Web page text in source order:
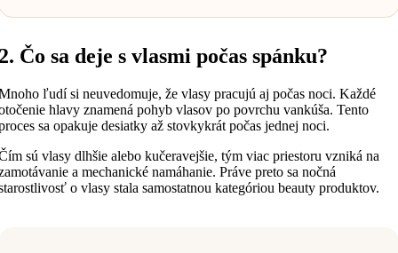
Čo sa deje s vlasmi počas spánku?
ľudí si neuvedomuje, že vlasy pracujú aj počas noci. Každé
hlavy znamená pohyb vlasov po povrchu vankúša. Tento
sa opakuje desiatky až stovkykrát počas jednej noci.
sú vlasy dlhšie alebo kučeravejšie, tým viac priestoru vzniká na
a mechanické namáhanie. Práve preto sa nočná
o vlasy stala samostatnou kategóriou beauty produktov.